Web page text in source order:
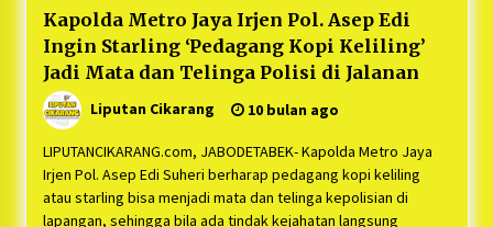
Kartini Penggerak Lingkungan dari Sampah
Bukit Berlian
1 tahun ago
PNM Berangkatkan Ratusan Peserta : Mudik
1 tahun ago
Ketua Umum Jurpala KOSMI Indonesia Gilang
Kapolda Metro Jaya Irjen Pol. Asep Edi
Ingin Starling ‘Pedagang Kopi Keliling’
Jadi Mata dan Telinga Polisi di Jalanan
Liputan Cikarang 10 bulan ago
LIPUTANCIKARANG.com, JABODETABEK- Kapolda Metro Jaya
Irjen Pol. Asep Edi Suheri berharap pedagang kopi keliling
atau starling bisa menjadi mata dan telinga kepolisian di
lapangan, sehingga bila ada tindak kejahatan langsung